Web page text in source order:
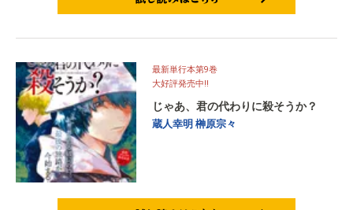
最新単行本第9巻
大好評発売中‼
じゃあ、君の代わりに殺そうか？
蔵人幸明榊原宗々